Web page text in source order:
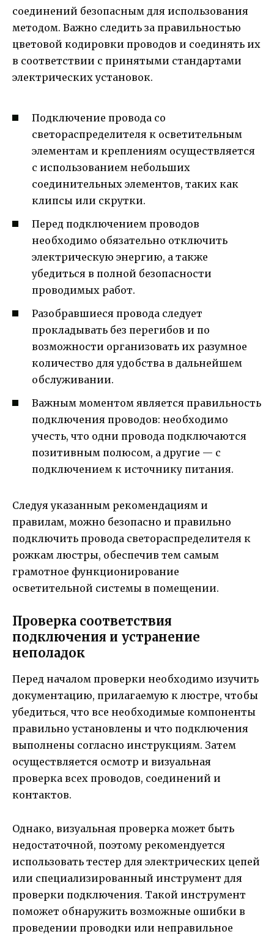
соединений безопасным для использования
методом. Важно следить за правильностью
цветовой кодировки проводов и соединять их
в соответствии с принятыми стандартами
электрических установок.
Подключение провода со
светораспределителя к осветительным
элементам и креплениям осуществляется
с использованием небольших
соединительных элементов, таких как
клипсы или скрутки.
Перед подключением проводов
необходимо обязательно отключить
электрическую энергию, а также
убедиться в полной безопасности
проводимых работ.
Разобравшиеся провода следует
прокладывать без перегибов и по
возможности организовать их разумное
количество для удобства в дальнейшем
обслуживании.
Важным моментом является правильность
подключения проводов: необходимо
учесть, что одни провода подключаются
позитивным полюсом, а другие — с
подключением к источнику питания.
Следуя указанным рекомендациям и
правилам, можно безопасно и правильно
подключить провода светораспределителя к
рожкам люстры, обеспечив тем самым
грамотное функционирование
осветительной системы в помещении.
Проверка соответствия
подключения и устранение
неполадок
Перед началом проверки необходимо изучить
документацию, прилагаемую к люстре, чтобы
убедиться, что все необходимые компоненты
правильно установлены и что подключения
выполнены согласно инструкциям. Затем
осуществляется осмотр и визуальная
проверка всех проводов, соединений и
контактов.
Однако, визуальная проверка может быть
недостаточной, поэтому рекомендуется
использовать тестер для электрических цепей
или специализированный инструмент для
проверки подключения. Такой инструмент
поможет обнаружить возможные ошибки в
проведении проводки или неправильное